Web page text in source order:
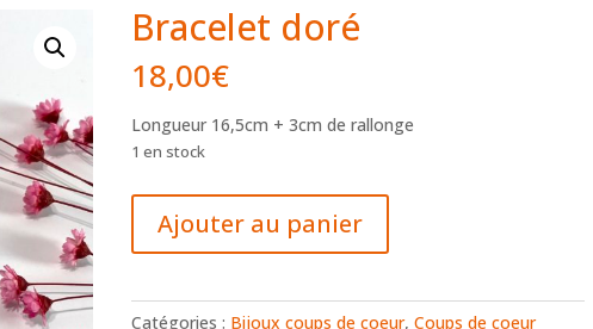
Bracelet doré
18,00€
Longueur 16,5cm + 3cm de rallonge
1 en stock
Bracelet
Ajouter au panier
Catégories : Bijoux coups de coeur,Coups de coeur